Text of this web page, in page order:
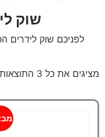
שוק
לפניכם שוק לידרים
מציגים את כל ⁦3⁩ התוצאות